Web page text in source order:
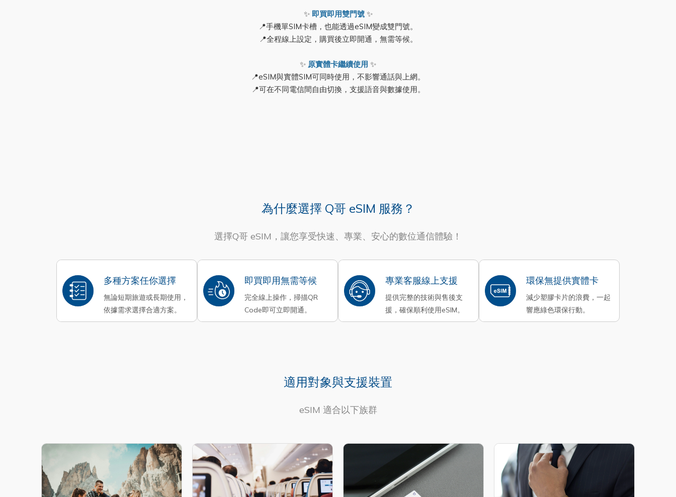
✨ 即買即用雙門號✨
📍手機單SIM卡槽，也能透過eSIM變成雙門號。
📍全程線上設定，購買後立即開通，無需等候。
✨ 原實體卡繼續使用 ✨
📍eSIM與實體SIM可同時使用，不影響通話與上網。
📍可在不同電信間自由切換，支援語音與數據使用。
為什麼選擇 Q哥 eSIM 服務？
選擇Q哥 eSIM，讓您享受快速、專業、安心的數位通信體驗！
多種方案任你選擇
無論短期旅遊或長期使用，
依據需求選擇合適方案。
即買即用無需等候
完全線上操作，掃描QR
Code即可立即開通。
專業客服線上支援
提供完整的技術與售後支
援，確保順利使用eSIM。
環保無提供實體卡
減少塑膠卡片的浪費，一起
響應綠色環保行動。
適用對象與支援裝置
eSIM 適合以下族群